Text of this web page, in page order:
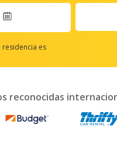
residencia es
reconocidas